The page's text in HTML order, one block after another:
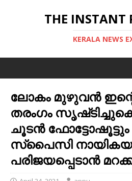
THE INSTANT
KERALA NEWS
ലോകം മുഴുവന്‍
തരംഗം
ചൂടന്‍
സ്പൈസി
പരിജയപ്പെടാന്‍